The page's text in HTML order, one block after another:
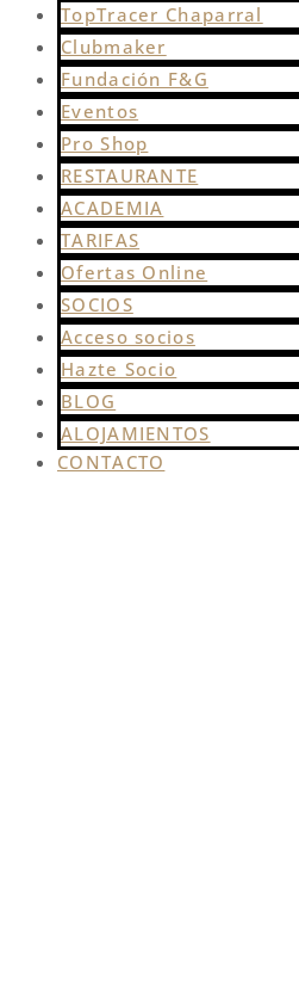
TopTracer Chaparral
Clubmaker
Fundación F&G
Eventos
Pro Shop
RESTAURANTE
ACADEMIA
TARIFAS
Ofertas Online
SOCIOS
Acceso socios
Hazte Socio
BLOG
ALOJAMIENTOS
CONTACTO